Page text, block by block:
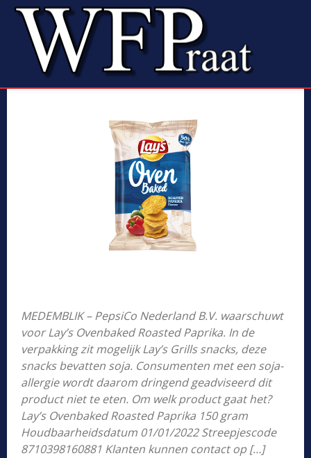
MEDEMBLIK – PepsiCo Nederland B.V. waarschuwt
voor Lay’s Ovenbaked Roasted Paprika. In de
verpakking zit mogelijk Lay’s Grills snacks, deze
snacks bevatten soja. Consumenten met een soja-
allergie wordt daarom dringend geadviseerd dit
product niet te eten. Om welk product gaat het?
Lay’s Ovenbaked Roasted Paprika 150 gram
Houdbaarheidsdatum 01/01/2022 Streepjescode
8710398160881 Klanten kunnen contact op […]